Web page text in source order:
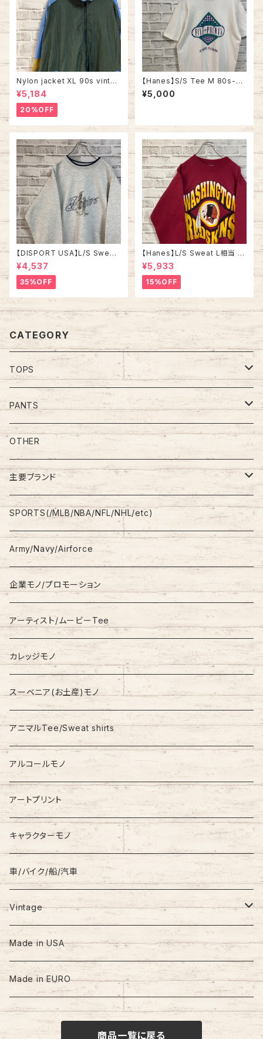
Nylon jacket XL 90s vintag
e ナイロンジャケット マルチカラ
ー 切替 ウインドブレーカー レ
トロ 古着
¥5,184
20%OFF
【Hanes】S/S Tee M 80s-90
s Made in USA Vintage Tシ
ャツ 企業モノ 企業ロゴ 両面プ
¥5,000
【DISPORT USA】L/S Sweat
L 00s “ Hooters ” プロモー
ション スウェット トレーナー Y2
K 企業モノ 刺繍ロゴ リブライン
アメリカ USA 古着
¥4,537
35%OFF
【Hanes】L/S Sweat L相当 9
0s “ WASHINGTON REDSKI
NS” NFL チームモノ スウェット
トレーナー チームロゴ ワシント
ン レッドスキンズ ボルドー ワイ
ンレッド アメリカ USA 古着
¥5,933
15%OFF
CATEGORY
TOPS
Tee
S/L Tee
Polo Shirt
Shirt
L/S
S/S
Sweatshirt
Hoodie
Fleece
Knit/Sweater
Jacket
Nylon Jacket
Stadium Jumper
Coat
PANTS
Jeans/Denim
Work Pants
Shorts
OTHER
主要ブランド
adidas
Champion
Carhartt
Columbia
NAUTICA
NIKE
RALPH LAUREN
TOMMY HILFIGER
Levi’s
SPORTS(/MLB/NBA/NFL/NHL/etc)
Army/Navy/Airforce
企業モノ/プロモーション
アーティスト/ムービーTee
カレッジモノ
スーベニア(お土産)モノ
アニマルTee/Sweat shirts
アルコールモノ
アートプリント
キャラクターモノ
車/バイク/船/汽車
Vintage
60s-70s
80s
90s
Made in USA
Made in EURO
商品一覧に戻る